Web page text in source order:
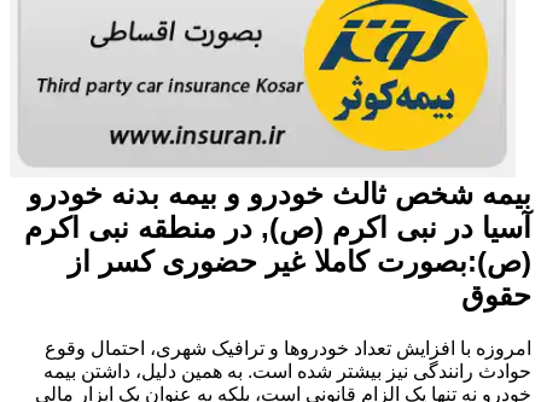
بیمه شخص ثالث خودرو و بیمه بدنه خودرو
آسیا در نبی اکرم (ص), در منطقه نبی اکرم
(ص):بصورت کاملا غیر حضوری کسر از
حقوق
امروزه با افزایش تعداد خودروها و ترافیک شهری، احتمال وقوع
حوادث رانندگی نیز بیشتر شده است. به همین دلیل، داشتن بیمه
خودرو نه تنها یک الزام قانونی است، بلکه به عنوان یک ابزار مالی